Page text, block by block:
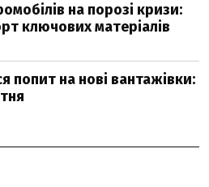
на порозі кризи:
ключових матеріалів
попит на нові вантажівки: